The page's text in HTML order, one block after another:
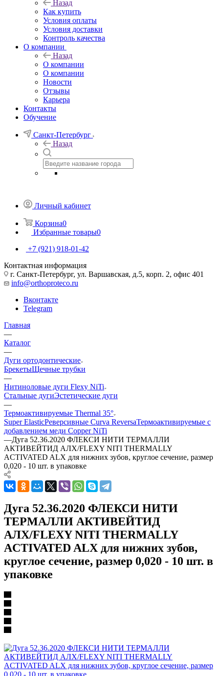
Назад
Как купить
Условия оплаты
Условия доставки
Контроль качества
О компании
Назад
О компании
О компании
Новости
Отзывы
Карьера
Контакты
Обучение
Санкт-Петербург
Назад
Личный кабинет
Корзина0
Избранные товары0
+7 (921) 918-01-42
Контактная информация
г. Санкт-Петербург, ул. Варшавская, д.5, корп. 2, офис 401
info@orthoproteco.ru
Вконтакте
Telegram
Главная
—
Каталог
—
Дуги ортодонтические
БрекетыЩечные трубки
—
Нитиноловые дуги Flexy NiTi
Стальные дугиЭстетические дуги
—
Термоактивируемые Thermal 35°
Super ElasticРеверсивные Curva ReversaТермоактивируемые с
добавлением меди Copper NiTi
—Дуга 52.36.2020 ФЛЕКСИ НИТИ ТЕРМАЛЛИ
АКТИВЕЙТИД АЛХ/FLEXY NITI THERMALLY
ACTIVATED ALX для нижних зубов, круглое сечение, размер
0,020 - 10 шт. в упаковке
Дуга 52.36.2020 ФЛЕКСИ НИТИ
ТЕРМАЛЛИ АКТИВЕЙТИД
АЛХ/FLEXY NITI THERMALLY
ACTIVATED ALX для нижних зубов,
круглое сечение, размер 0,020 - 10 шт. в
упаковке